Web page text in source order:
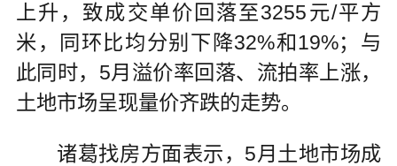
上升，致成交单价回落至3255元/平方
米，同环比均分别下降32%和19%；与
此同时，5月溢价率回落、流拍率上涨，
土地市场呈现量价齐跌的走势。
诸葛找房方面表示，5月土地市场成